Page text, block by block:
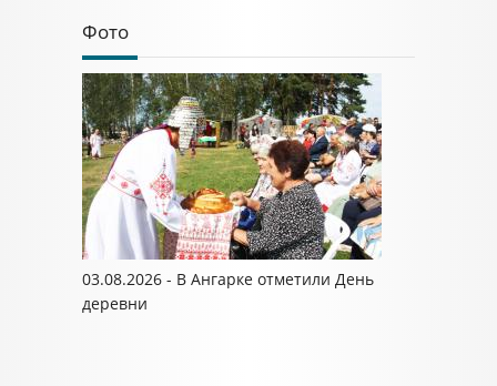
Фото
03.08.2026 - В Ангарке отметили День
деревни